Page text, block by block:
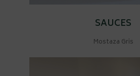
SAUCES
Mostaza Gris